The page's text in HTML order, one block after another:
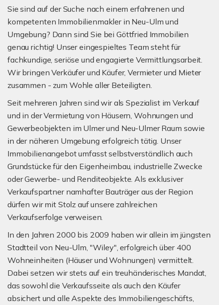
Sie sind auf der Suche nach einem erfahrenen und
kompetenten Immobilienmakler in Neu-Ulm und
Umgebung? Dann sind Sie bei Göttfried Immobilien
genau richtig! Unser eingespieltes Team steht für
fachkundige, seriöse und engagierte Vermittlungsarbeit.
Wir bringen Verkäufer und Käufer, Vermieter und Mieter
zusammen - zum Wohle aller Beteiligten.
Seit mehreren Jahren sind wir als Spezialist im Verkauf
und in der Vermietung von Häusern, Wohnungen und
Gewerbeobjekten im Ulmer und Neu-Ulmer Raum sowie
in der näheren Umgebung erfolgreich tätig. Unser
Immobilienangebot umfasst selbstverständlich auch
Grundstücke für den Eigenheimbau, industrielle Zwecke
oder Gewerbe- und Renditeobjekte. Als exklusiver
Verkaufspartner namhafter Bauträger aus der Region
dürfen wir mit Stolz auf unsere zahlreichen
Verkaufserfolge verweisen.
In den Jahren 2000 bis 2009 haben wir allein im jüngsten
Stadtteil von Neu-Ulm, "Wiley", erfolgreich über 400
Wohneinheiten (Häuser und Wohnungen) vermittelt.
Dabei setzen wir stets auf ein treuhänderisches Mandat,
das sowohl die Verkaufsseite als auch den Käufer
absichert und alle Aspekte des Immobiliengeschäfts,